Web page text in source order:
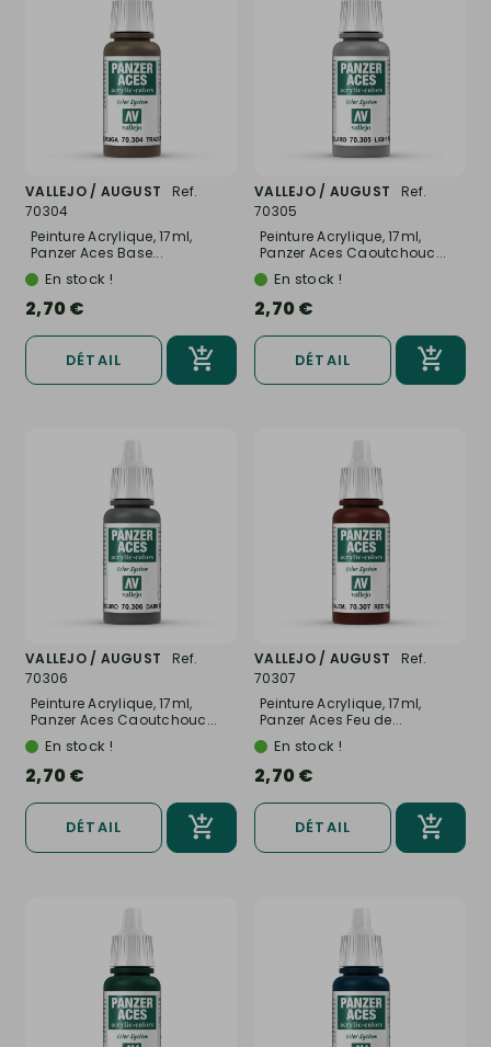
VALLEJO / AUGUST
Ref.
70304
Peinture Acrylique, 17ml,
Panzer Aces Base...
En stock !
2,70 €
DÉTAIL
VALLEJO / AUGUST
Ref.
70305
Peinture Acrylique, 17ml,
Panzer Aces Caoutchouc...
En stock !
2,70 €
DÉTAIL
VALLEJO / AUGUST
Ref.
70306
Peinture Acrylique, 17ml,
Panzer Aces Caoutchouc...
En stock !
2,70 €
DÉTAIL
VALLEJO / AUGUST
Ref.
70307
Peinture Acrylique, 17ml,
Panzer Aces Feu de...
En stock !
2,70 €
DÉTAIL